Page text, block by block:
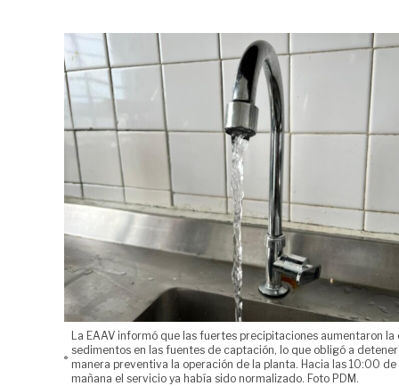
La EAAV informó que las fuertes precipitaciones aumentaron la
sedimentos en las fuentes de captación, lo que obligó a
manera preventiva la operación de la planta. Hacia las 10:00 de
mañana el servicio ya había sido normalizado. Foto PDM.